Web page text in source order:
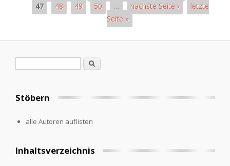
47
48 49 50 … nächste Seite ›
letzte
Seite »
Search
Stöbern
alle Autoren auflisten
Inhaltsverzeichnis